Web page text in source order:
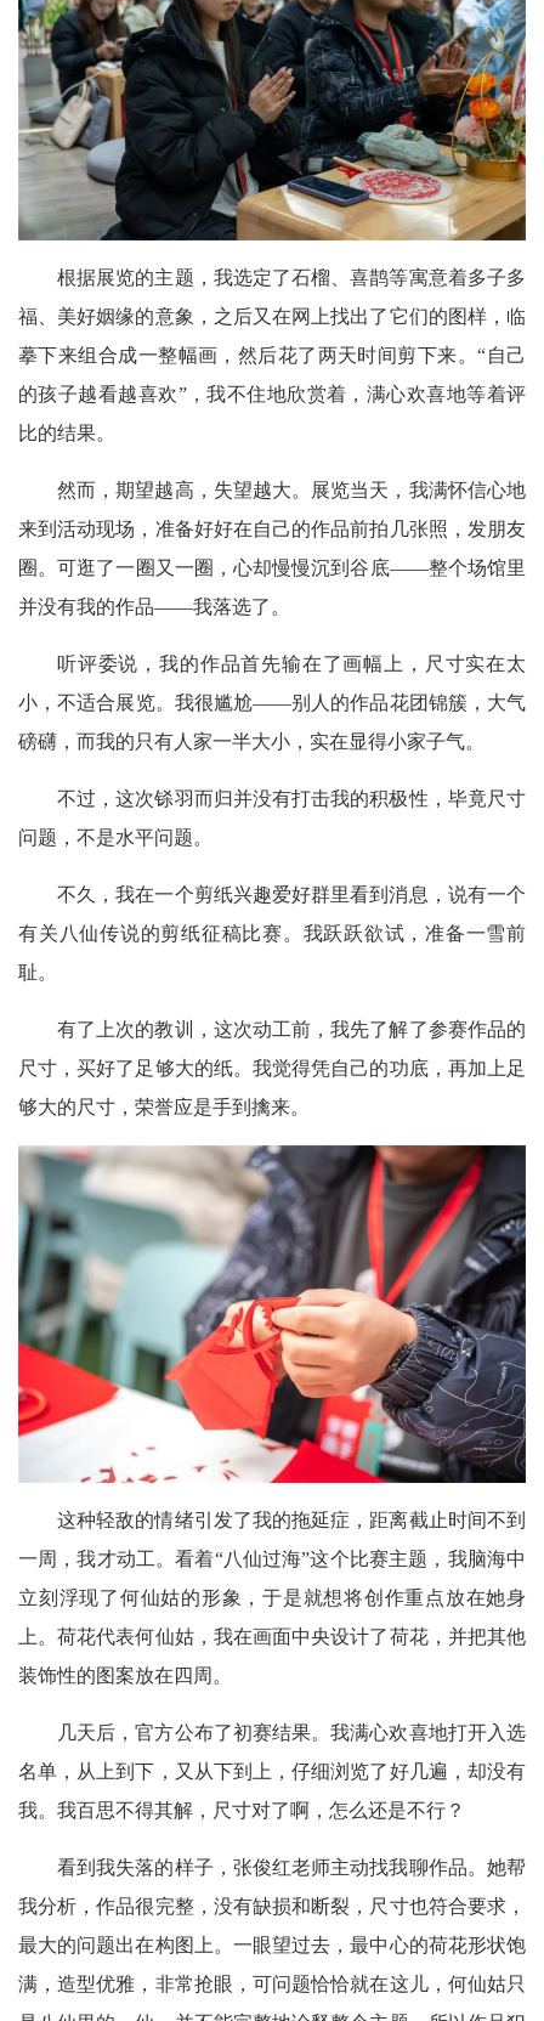
根据展览的主题，我选定了石榴、喜鹊等寓意着多子多
福、美好姻缘的意象，之后又在网上找出了它们的图样，临
摹下来组合成一整幅画，然后花了两天时间剪下来。“自己
的孩子越看越喜欢”，我不住地欣赏着，满心欢喜地等着评
比的结果。
然而，期望越高，失望越大。展览当天，我满怀信心地
来到活动现场，准备好好在自己的作品前拍几张照，发朋友
圈。可逛了一圈又一圈，心却慢慢沉到谷底——整个场馆里
并没有我的作品——我落选了。
听评委说，我的作品首先输在了画幅上，尺寸实在太
小，不适合展览。我很尴尬——别人的作品花团锦簇，大气
磅礴，而我的只有人家一半大小，实在显得小家子气。
不过，这次铩羽而归并没有打击我的积极性，毕竟尺寸
问题，不是水平问题。
不久，我在一个剪纸兴趣爱好群里看到消息，说有一个
有关八仙传说的剪纸征稿比赛。我跃跃欲试，准备一雪前
耻。
有了上次的教训，这次动工前，我先了解了参赛作品的
尺寸，买好了足够大的纸。我觉得凭自己的功底，再加上足
够大的尺寸，荣誉应是手到擒来。
这种轻敌的情绪引发了我的拖延症，距离截止时间不到
一周，我才动工。看着“八仙过海”这个比赛主题，我脑海中
立刻浮现了何仙姑的形象，于是就想将创作重点放在她身
上。荷花代表何仙姑，我在画面中央设计了荷花，并把其他
装饰性的图案放在四周。
几天后，官方公布了初赛结果。我满心欢喜地打开入选
名单，从上到下，又从下到上，仔细浏览了好几遍，却没有
我。我百思不得其解，尺寸对了啊，怎么还是不行？
看到我失落的样子，张俊红老师主动找我聊作品。她帮
我分析，作品很完整，没有缺损和断裂，尺寸也符合要求，
最大的问题出在构图上。一眼望过去，最中心的荷花形状饱
满，造型优雅，非常抢眼，可问题恰恰就在这儿，何仙姑只